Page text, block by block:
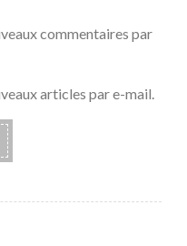
commentaires par
articles par e-mail.